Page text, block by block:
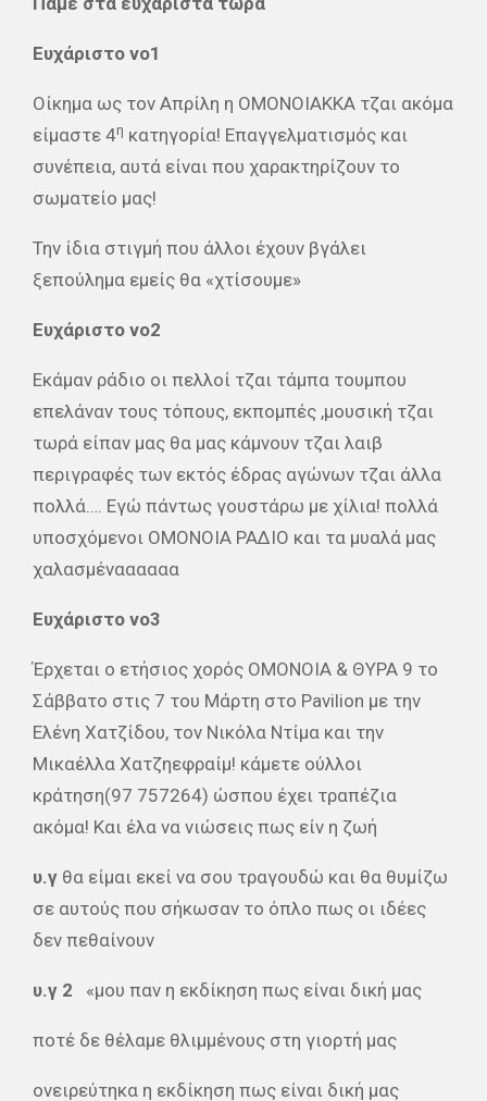
Ευχάριστο νο1
Οίκημα ως τον Απρίλη η ΟΜΟΝΟΙΑΚΚΑ τζαι ακόμα
είμαστε 4η κατηγορία! Επαγγελματισμός και
συνέπεια, αυτά είναι που χαρακτηρίζουν το
σωματείο μας!
Την ίδια στιγμή που άλλοι έχουν βγάλει
ξεπούλημα εμείς θα «χτίσουμε»
Ευχάριστο νο2
Εκάμαν ράδιο οι πελλοί τζαι τάμπα τουμπου
επελάναν τους τόπους, εκπομπές ,μουσική τζαι
τωρά είπαν μας θα μας κάμνουν τζαι λαιβ
περιγραφές των εκτός έδρας αγώνων τζαι άλλα
πολλά…. Εγώ πάντως γουστάρω με χίλια! πολλά
υποσχόμενοι ΟΜΟΝΟΙΑ ΡΑΔΙΟ και τα μυαλά μας
χαλασμέναααααα
Ευχάριστο νο3
Έρχεται ο ετήσιος χορός ΟΜΟΝΟΙΑ & ΘΥΡΑ 9 το
Σάββατο στις 7 του Μάρτη στο Pavilion με την
Ελένη Χατζίδου, τον Νικόλα Ντίμα και την
Μικαέλλα Χατζηεφραίμ! κάμετε ούλλοι
κράτηση(97 757264) ώσπου έχει τραπέζια
ακόμα! Και έλα να νιώσεις πως είν η ζωή
υ.γ θα είμαι εκεί να σου τραγουδώ και θα θυμίζω
σε αυτούς που σήκωσαν το όπλο πως οι ιδέες
δεν πεθαίνουν
υ.γ 2 «μου παν η εκδίκηση πως είναι δική μας
ποτέ δε θέλαμε θλιμμένους στη γιορτή μας
ονειρεύτηκα η εκδίκηση πως είναι δική μας